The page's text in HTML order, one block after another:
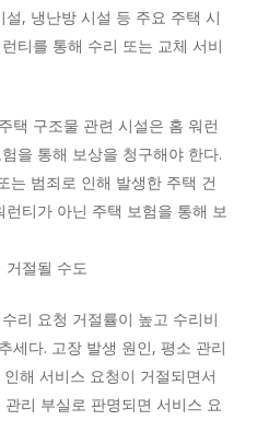
, 냉난방 시설 등 주요 주택 시
티를 통해 수리 또는 교체 서비
택 구조물 관련 시설은 홈 워런
을 통해 보상을 청구해야 한다.
는 범죄로 인해 발생한 주택 건
티가 아닌 주택 보험을 통해 보
절될 수도
리 요청 거절률이 높고 수리비
세다. 고장 발생 원인, 평소 관리
해 서비스 요청이 거절되면서
리 부실로 판명되면 서비스 요